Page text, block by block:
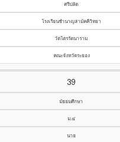
ศรีปลัด
โรงเรียนชำนาญสามัคคีวิทยา
วัดไตรรัตนาราม
คณะจังหวัดระยอง
39
มัธยมศึกษา
ม.๔
นาย